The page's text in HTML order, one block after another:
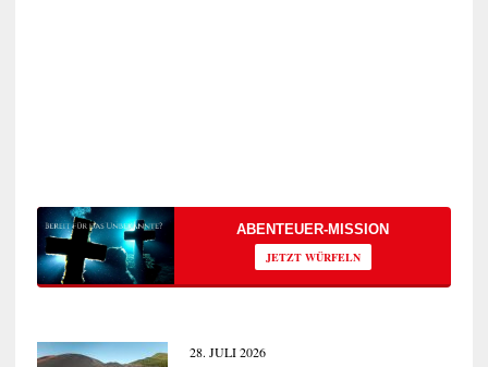
ABENTEUER-MISSION
JETZT WÜRFELN
28. JULI 2026